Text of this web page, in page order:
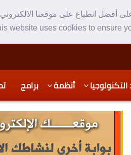
أفضل انطباع على موقعنا الالكتروني
website uses cookies to ensure
أنظمة برامج